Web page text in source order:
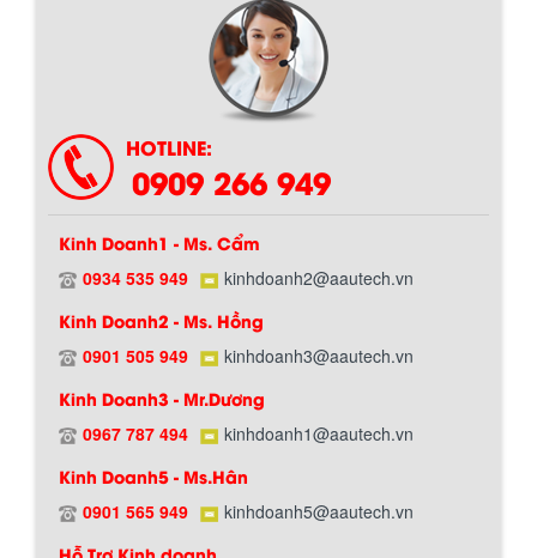
HOTLINE:
0909 266 949
Kinh Doanh1 - Ms. Cẩm
0934 535 949 kinhdoanh2@aautech.vn
Kinh Doanh2 - Ms. Hồng
0901 505 949 kinhdoanh3@aautech.vn
Kinh Doanh3 - Mr.Dương
0967 787 494 kinhdoanh1@aautech.vn
Kinh Doanh5 - Ms.Hân
0901 565 949 kinhdoanh5@aautech.vn
Chính sách giao hàng
BỒN CHỨA GIẢI NHIỆT SƠN, MỰC IN
tạo gồm 2 lớp inox và được dùng để
thân bồn nằm ngang, với cánh trộn bột